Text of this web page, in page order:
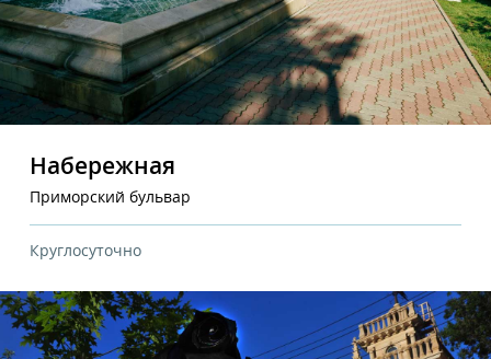
Набережная
Приморский бульвар
Круглосуточно